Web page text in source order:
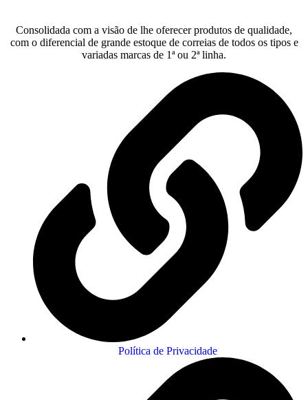
Consolidada com a visão de lhe oferecer produtos de qualidade,
com o diferencial de grande estoque de correias de todos os tipos e
variadas marcas de 1ª ou 2ª linha.
Política de Privacidade